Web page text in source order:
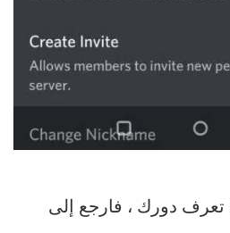
تعرف دورك ، فارجع إلى